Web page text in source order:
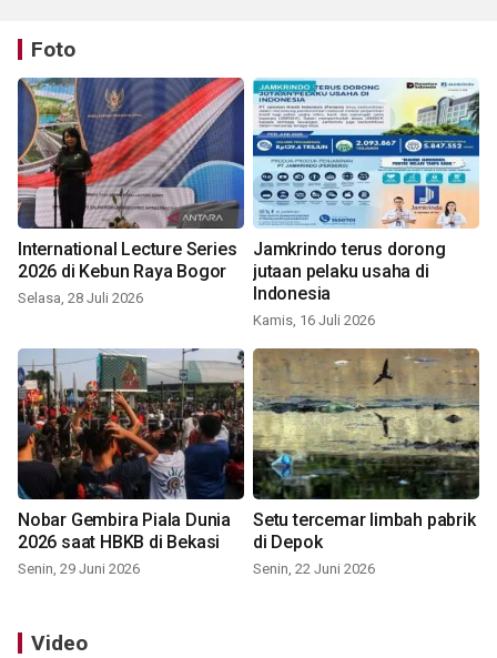
Foto
International Lecture Series
2026 di Kebun Raya Bogor
Selasa, 28 Juli 2026
Jamkrindo terus dorong
jutaan pelaku usaha di
Indonesia
Kamis, 16 Juli 2026
Nobar Gembira Piala Dunia
2026 saat HBKB di Bekasi
Senin, 29 Juni 2026
Setu tercemar limbah pabrik
di Depok
Senin, 22 Juni 2026
Video